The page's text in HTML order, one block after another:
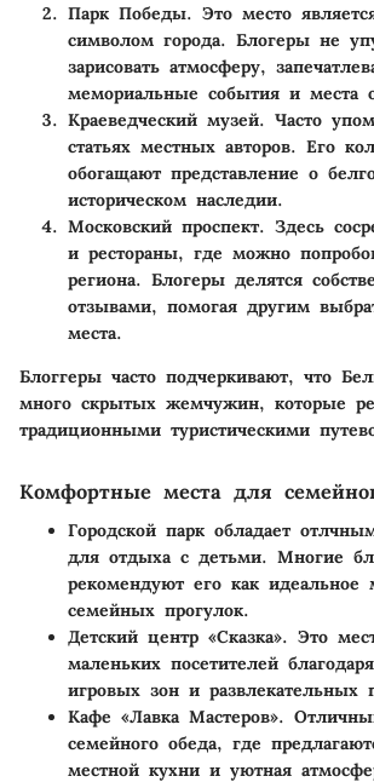
Парк Победы. Это место
символом города. Блогеры не
зарисовать атмосферу,
мемориальные события и места
Краеведческий музей. Часто
статьях местных авторов. Его
обогащают представление о
историческом наследии.
Московский проспект. Здесь
и рестораны, где можно
региона. Блогеры делятся
отзывами, помогая другим
места.
Блоггеры часто подчеркивают, что
много скрытых жемчужин, которые
традиционными туристическими
Комфортные места для
Городской парк обладает
для отдыха с детьми. Многие
рекомендуют его как идеальное
семейных прогулок.
Детский центр «Сказка». Это
маленьких посетителей
игровых зон и развлекательных
Кафе «Лавка Мастеров».
семейного обеда, где
местной кухни и уютная